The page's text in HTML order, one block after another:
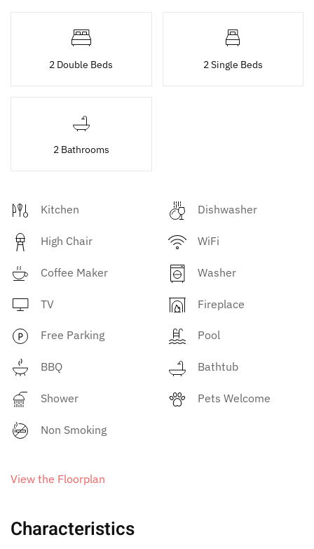
2 Double Beds 2 Single Beds
2 Bathrooms
Kitchen Dishwasher
High Chair WiFi
Coffee Maker Washer
TV Fireplace
Free Parking Pool
BBQ Bathtub
Shower Pets Welcome
Non Smoking
View the Floorplan
Characteristics